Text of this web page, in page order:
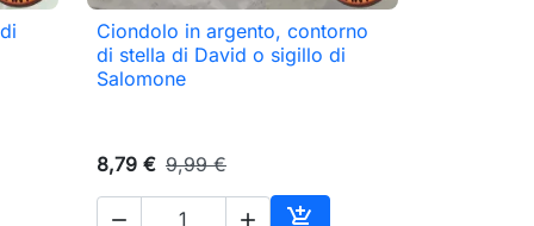
 Anteprima
Ciondolo in argento, contorno
di stella di David o sigillo di
Salomone
8,79 € 9,99 €
  